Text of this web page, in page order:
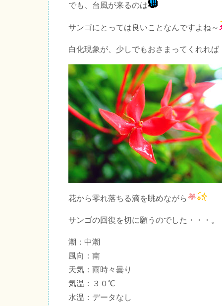
でも、台風が来るのは
サンゴにとっては良いことなんですよね～
白化現象が、少しでもおさまってくれれば
花から零れ落ちる滴を眺めながら
サンゴの回復を切に願うのでした・・・。
潮：中潮
風向：南
天気：雨時々曇り
気温：３０℃
水温：データなし